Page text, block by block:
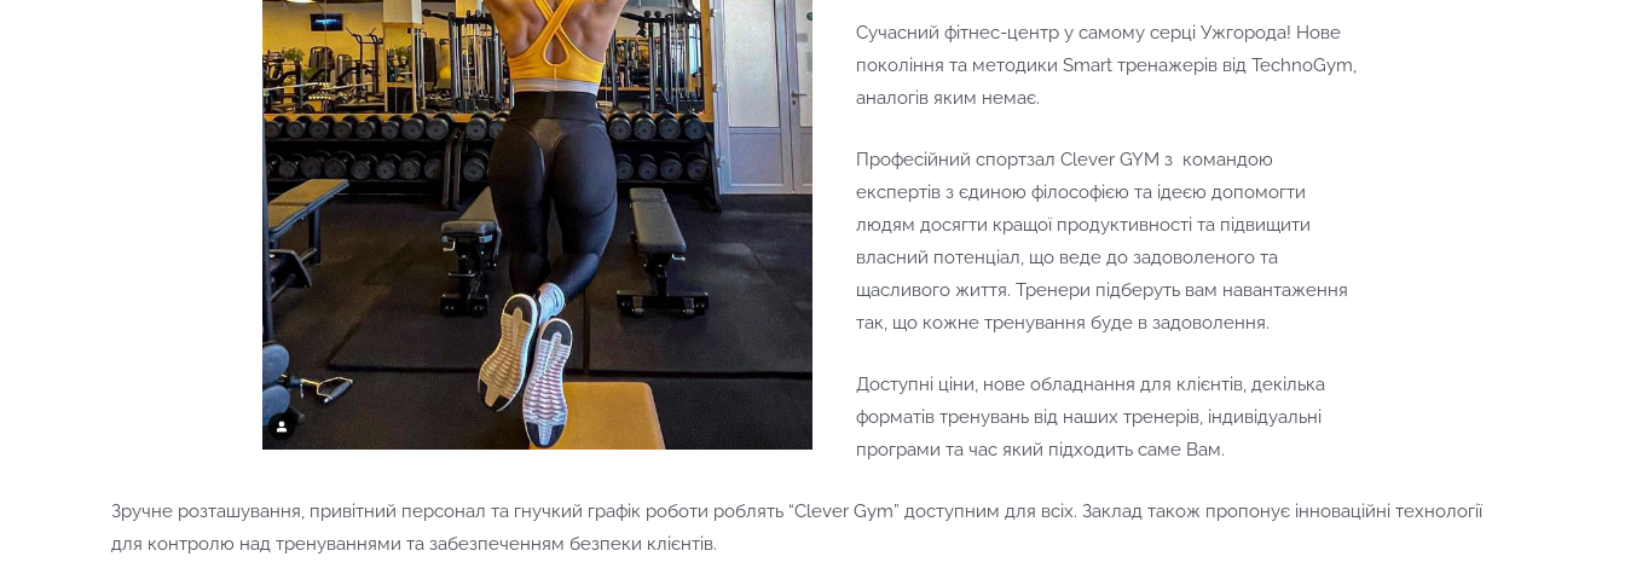
Сучасний фітнес-центр у самому серці Ужгорода! Нове
покоління та методики Smart тренажерів від TechnoGym,
аналогів яким немає.
Професійний спортзал Clever GYM з командою
експертів з єдиною філософією та ідеєю допомогти
людям досягти кращої продуктивності та підвищити
власний потенціал, що веде до задоволеного та
щасливого життя. Тренери підберуть вам навантаження
так, що кожне тренування буде в задоволення.
Доступні ціни, нове обладнання для клієнтів, декілька
форматів тренувань від наших тренерів, індивідуальні
програми та час який підходить саме Вам.
Зручне розташування, привітний персонал та гнучкий графік роботи роблять “Clever Gym” доступним для всіх. Заклад також пропонує інноваційні технології
для контролю над тренуваннями та забезпеченням безпеки клієнтів.